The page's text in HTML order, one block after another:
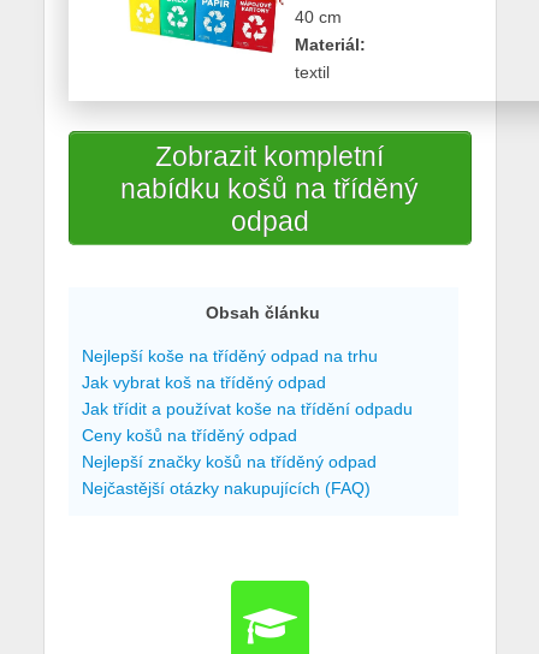
40 cm
Materiál:
textil
Zobrazit kompletní
nabídku košů na tříděný
odpad
Obsah článku
Nejlepší koše na tříděný odpad na trhu
Jak vybrat koš na tříděný odpad
Jak třídit a používat koše na třídění odpadu
Ceny košů na tříděný odpad
Nejlepší značky košů na tříděný odpad
Nejčastější otázky nakupujících (FAQ)